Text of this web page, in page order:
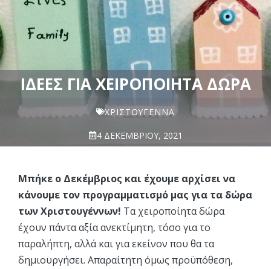
ΙΔΈΕΣ ΓΙΑ ΧΕΙΡΟΠΟΊΗΤΑ ΔΏΡΑ
ΧΡΙΣΤΟΥΓΕΝΝΑ
4 ΔΕΚΕΜΒΡΊΟΥ, 2021
Μπήκε ο Δεκέμβριος και έχουμε αρχίσει να
κάνουμε τον προγραμματισμό μας για τα δώρα
των Χριστουγέννων! Τα χειροποίητα δώρα
έχουν πάντα αξία ανεκτίμητη, τόσο για το
παραλήπτη, αλλά και για εκείνον που θα τα
δημιουργήσει. Απαραίτητη όμως προϋπόθεση,